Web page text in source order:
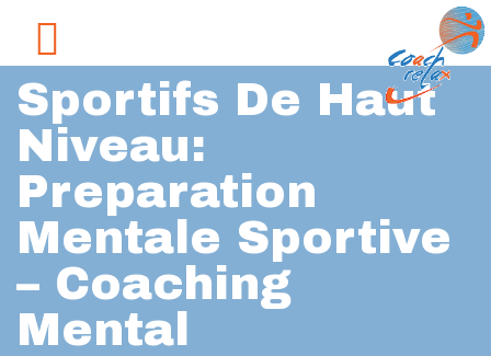
Sportifs De Haut
Niveau:
Preparation
Mentale Sportive
– Coaching
Mental